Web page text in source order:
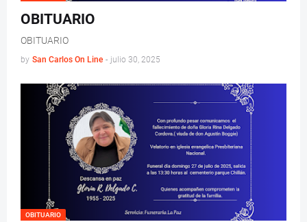
OBITUARIO
OBITUARIO
by San Carlos On Line - julio 30, 2025
OBITUARIO